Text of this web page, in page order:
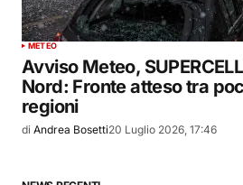
METEO
Avviso Meteo,
Nord: Fronte atteso tra
regioni
di Andrea Bosetti20 Luglio 2026, 17:46